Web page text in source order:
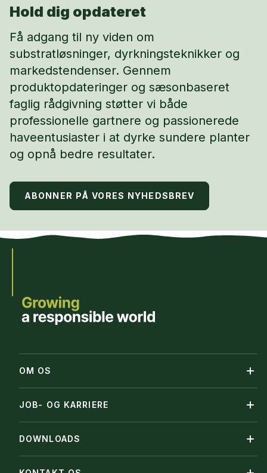
Hold dig opdateret
Få adgang til ny viden om
substratløsninger, dyrkningsteknikker og
markedstendenser. Gennem
produktopdateringer og sæsonbaseret
faglig rådgivning støtter vi både
professionelle gartnere og passionerede
haveentusiaster i at dyrke sundere planter
og opnå bedre resultater.
ABONNER PÅ VORES NYHEDSBREV
OM OS
JOB- OG KARRIERE
DOWNLOADS